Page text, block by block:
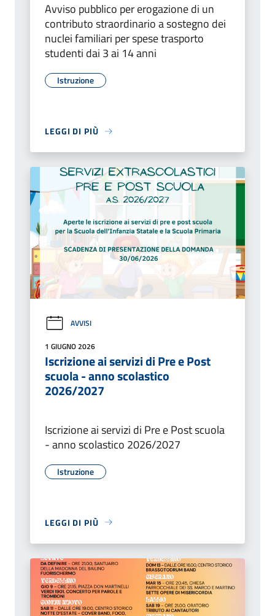
Avviso pubblico per erogazione di un
contributo straordinario a sostegno dei
nuclei familiari per spese trasporto
studenti dai 3 ai 14 anni
Istruzione
LEGGI DI PIÙ
AVVISI
1 GIUGNO 2026
Iscrizione ai servizi di Pre e Post
scuola - anno scolastico
2026/2027
Iscrizione ai servizi di Pre e Post scuola
- anno scolastico 2026/2027
Istruzione
LEGGI DI PIÙ